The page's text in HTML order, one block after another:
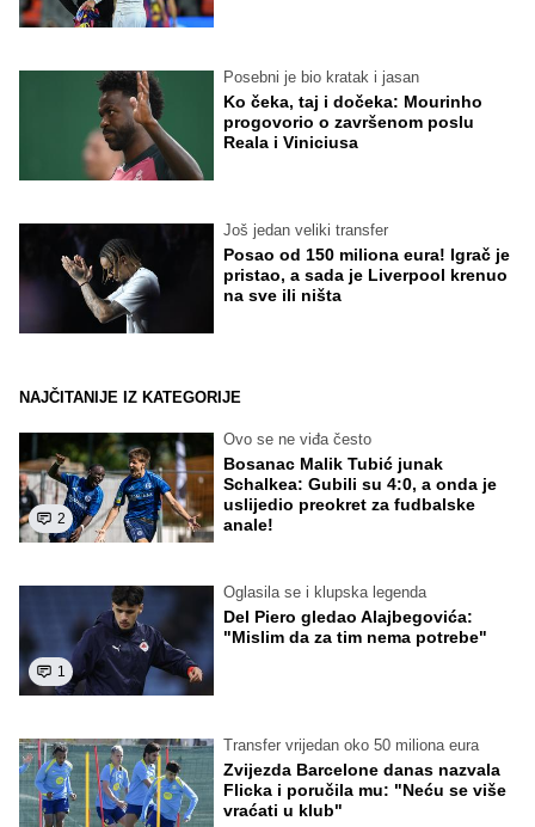
Posebni je bio kratak i jasan
Ko čeka, taj i dočeka: Mourinho
progovorio o završenom poslu
Reala i Viniciusa
Još jedan veliki transfer
Posao od 150 miliona eura! Igrač je
pristao, a sada je Liverpool krenuo
na sve ili ništa
NAJČITANIJE IZ KATEGORIJE
2
Ovo se ne viđa često
Bosanac Malik Tubić junak
Schalkea: Gubili su 4:0, a onda je
uslijedio preokret za fudbalske
anale!
1
Oglasila se i klupska legenda
Del Piero gledao Alajbegovića:
"Mislim da za tim nema potrebe"
Transfer vrijedan oko 50 miliona eura
Zvijezda Barcelone danas nazvala
Flicka i poručila mu: "Neću se više
vraćati u klub"